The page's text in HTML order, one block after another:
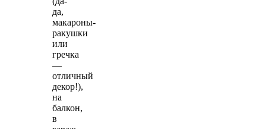
да,
макароны-
ракушки
или
гречка
—
отличный
декор!),
на
балкон,
в